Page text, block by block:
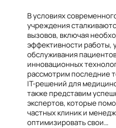
В условиях
учреждения
вызовов, включая
эффективности работы,
обслуживания
инновационных
рассмотрим последние
IT-решений для
также представим
экспертов, которые
частных клиник и
оптимизировать свои…